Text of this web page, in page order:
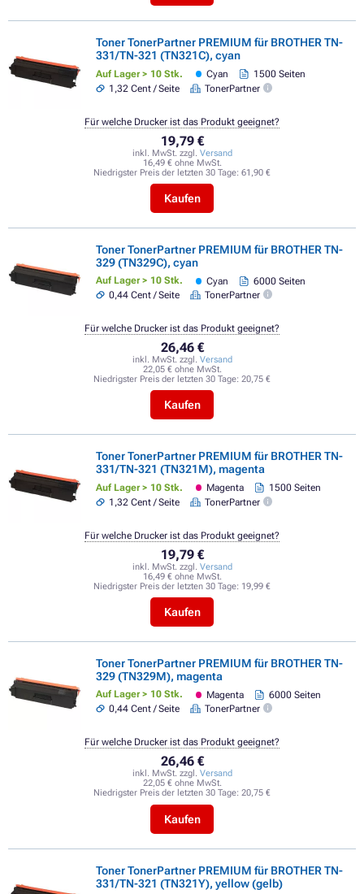
Toner TonerPartner PREMIUM für BROTHER TN-
331/TN-321 (TN321C), cyan
Auf Lager > 10 Stk. Cyan
1500 Seiten
1,32 Cent / Seite
TonerPartner
19,79 €
inkl. MwSt. zzgl. Versand
16,49 € ohne MwSt.
Niedrigster Preis der letzten 30 Tage: 61,90 €
Kaufen
Für welche Drucker ist das Produkt geeignet?
Toner TonerPartner PREMIUM für BROTHER TN-
329 (TN329C), cyan
Auf Lager > 10 Stk. Cyan
6000 Seiten
0,44 Cent / Seite
TonerPartner
26,46 €
inkl. MwSt. zzgl. Versand
22,05 € ohne MwSt.
Niedrigster Preis der letzten 30 Tage: 20,75 €
Kaufen
Für welche Drucker ist das Produkt geeignet?
Toner TonerPartner PREMIUM für BROTHER TN-
331/TN-321 (TN321M), magenta
Auf Lager > 10 Stk. Magenta
1500 Seiten
1,32 Cent / Seite
TonerPartner
19,79 €
inkl. MwSt. zzgl. Versand
16,49 € ohne MwSt.
Niedrigster Preis der letzten 30 Tage: 19,99 €
Kaufen
Für welche Drucker ist das Produkt geeignet?
Toner TonerPartner PREMIUM für BROTHER TN-
329 (TN329M), magenta
Auf Lager > 10 Stk. Magenta
6000 Seiten
0,44 Cent / Seite
TonerPartner
26,46 €
inkl. MwSt. zzgl. Versand
22,05 € ohne MwSt.
Niedrigster Preis der letzten 30 Tage: 20,75 €
Kaufen
Für welche Drucker ist das Produkt geeignet?
Toner TonerPartner PREMIUM für BROTHER TN-
331/TN-321 (TN321Y), yellow (gelb)